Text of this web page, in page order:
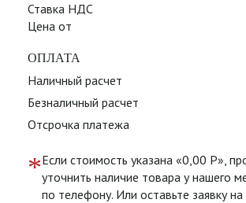
Ставка НДС
Цена от
ОПЛАТА
Наличный расчет
Безналичный расчет
Отсрочка платежа
*Если стоимость указана «0,00 Р»,
уточнить наличие товара у нашего
по телефону. Или оставьте заявку на